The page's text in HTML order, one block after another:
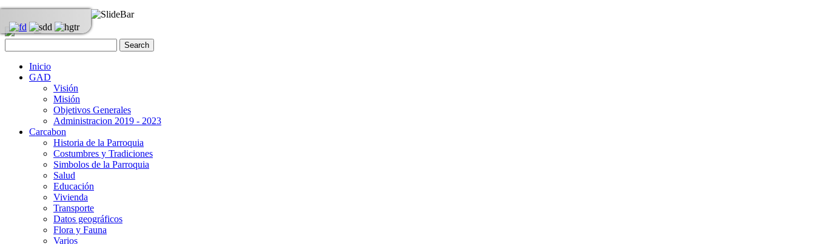
Inicio
GAD
Visión
Misión
Objetivos Generales
Administracion 2019 - 2023
Carcabon
Historia de la Parroquia
Costumbres y Tradiciones
Simbolos de la Parroquia
Salud
Educación
Vivienda
Transporte
Datos geográficos
Flora y Fauna
Varios